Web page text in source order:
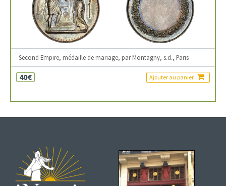
Second Empire, médaille de mariage, par Montagny, s.d., Paris
40€ Ajouter au panier